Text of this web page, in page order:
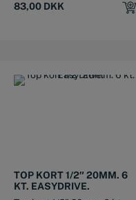
83,00 DKK
TOP KORT 1/2″ 20MM. 6
KT. EASYDRIVE.